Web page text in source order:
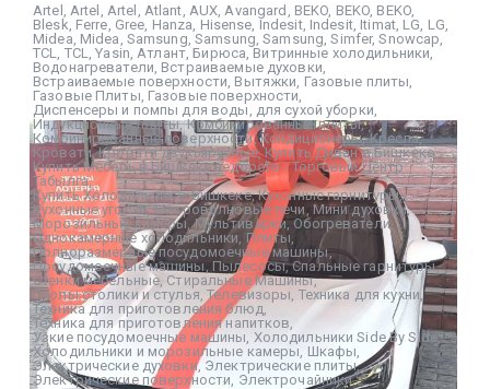
Artel Artel Artel Atlant AUX Avangard BEKO BEKO BEKO,
Blesk Ferre Gree Hanza Hisense Indesit, Indesit, Itimat, LG LG
Midea Midea Samsung ,Samsung ,Samsung ,Simfer,Snowcap
TCL
TCL ,Yasin Атлант ,Бирюса ,Витринные холодильники ,
Водонагреватели Встраиваемые духовки
Встраиваемые поверхности Вытяжки Газовые плиты
Газовые Плиты Газовые поверхности
Диспенсеры и помпы для воды
для сухой уборки
Индукционные плиты,Комбинированные плиты,
Комбинированные поверхности,Кондиционеры,Кресла,
Кровати,Кровати двухъярусные,Купить Диван в Бишкеке,
Купить Мебель в Бишкеке недорого - Торговый Центр
Табылга,
Купить Холодильник в Бишкеке,Кухонные гарнитуры,
Кухонные уголки,Микроволновые печи Мини духовки,
Морозильные камеры ,Мультиварки,Обогреватели,
Однокамерные холодильники Плиты
Полноразмерные посудомоечные машины,
Посудомоечные машины Пылесосы,Спальные гарнитуры,
Стенки мебельные Стиральные Машины,
Столы столики и стулья ,Телевизоры Техника для кухни,
Техника для приготовления блюд
Техника для приготовления напитков
Узкие посудомоечные машины Холодильники Side By Side,
Холодильники и морозильные камеры Шкафы
Электрические духовки, Электрические плиты,
Электрические поверхности Электрочайники